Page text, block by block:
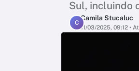
Sul, incluindo
C
Camila Stucaluc
11/03/2025, 09:12 •